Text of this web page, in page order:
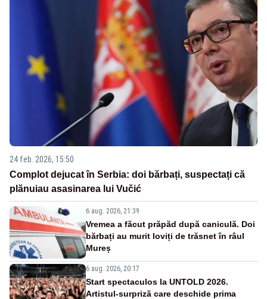
24 feb. 2026, 15:50
Complot dejucat în Serbia: doi bărbați, suspectați că
plănuiau asasinarea lui Vučić
6 aug. 2026, 21:39
Vremea a făcut prăpăd după caniculă. Doi
bărbați au murit loviți de trăsnet în râul
Mureș
6 aug. 2026, 20:17
Start spectaculos la UNTOLD 2026.
Artistul-surpriză care deschide prima